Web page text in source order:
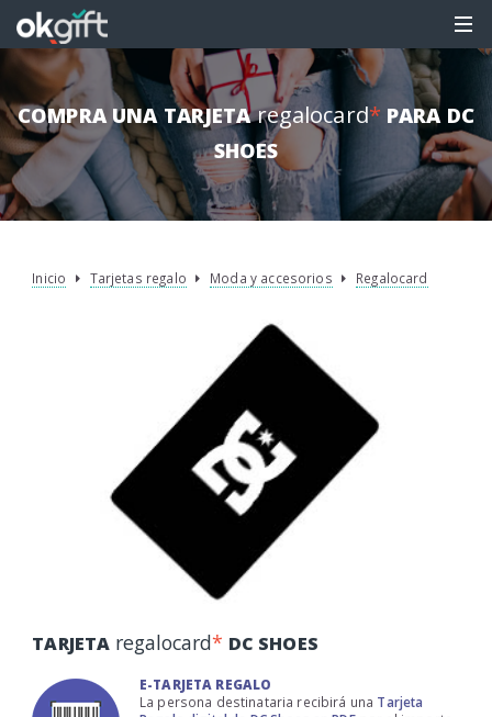
COMPRA UNA TARJETAregalocard* PARA DC
SHOES
Inicio Tarjetas regalo Moda y accesorios Regalocard
TARJETA regalocard* DC SHOES
E-TARJETA REGALO
La persona destinataria recibirá una Tarjeta